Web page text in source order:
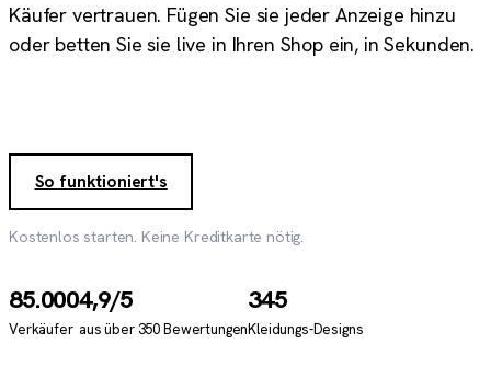
Käufer vertrauen. Fügen Sie sie jeder Anzeige hinzu
oder betten Sie sie live in Ihren Shop ein, in Sekunden.
So funktioniert's
Kostenlos starten. Keine Kreditkarte nötig.
85.000
Verkäufer
4,9/5
aus über 350Bewertungen
345
Kleidungs-Designs